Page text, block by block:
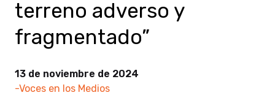
terreno adverso y
fragmentado”
13 de noviembre de 2024
-Voces en los Medios